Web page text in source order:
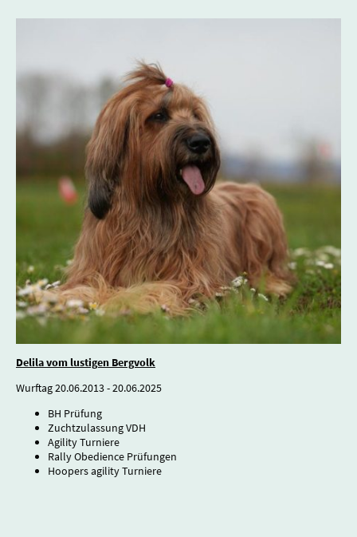
Delila vom lustigen Bergvolk
Wurftag 20.06.2013 - 20.06.2025
BH Prüfung
Zuchtzulassung VDH
Agility Turniere
Rally Obedience Prüfungen
Hoopers agility Turniere